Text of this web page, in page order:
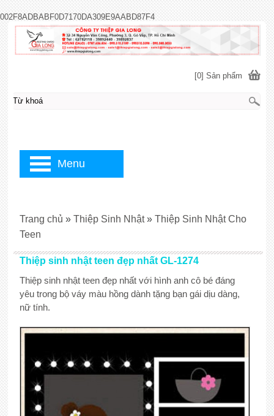
002F8ADBABF0D7170DA309E9AABD87F4
Thiệp sinh nhật teen đẹp nhất GL-1274
Thiệp sinh nhật teen đẹp nhất với hình anh cô bé đáng
yêu trong bộ váy màu hồng dành tặng bạn gái dịu dàng,
nữ tính.
Trang chủ » Thiệp Sinh Nhật » Thiệp Sinh Nhật Cho
Teen
[0] Sản phẩm
Menu